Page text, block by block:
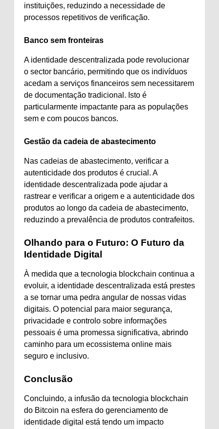
instituições, reduzindo a necessidade de
processos repetitivos de verificação.
Banco sem fronteiras
A identidade descentralizada pode revolucionar
o sector bancário, permitindo que os indivíduos
acedam a serviços financeiros sem necessitarem
de documentação tradicional. Isto é
particularmente impactante para as populações
sem e com poucos bancos.
Gestão da cadeia de abastecimento
Nas cadeias de abastecimento, verificar a
autenticidade dos produtos é crucial. A
identidade descentralizada pode ajudar a
rastrear e verificar a origem e a autenticidade dos
produtos ao longo da cadeia de abastecimento,
reduzindo a prevalência de produtos contrafeitos.
Olhando para o Futuro: O Futuro da
Identidade Digital
À medida que a tecnologia blockchain continua a
evoluir, a identidade descentralizada está prestes
a se tornar uma pedra angular de nossas vidas
digitais. O potencial para maior segurança,
privacidade e controlo sobre informações
pessoais é uma promessa significativa, abrindo
caminho para um ecossistema online mais
seguro e inclusivo.
Conclusão
Concluindo, a infusão da tecnologia blockchain
do Bitcoin na esfera do gerenciamento de
identidade digital está tendo um impacto